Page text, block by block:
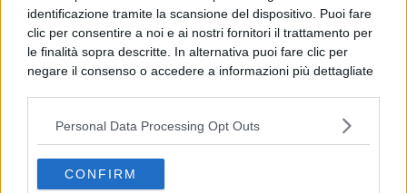
identificazione tramite la scansione del dispositivo. Puoi fare
clic per consentire a noi e ai nostri fornitori il trattamento per
le finalità sopra descritte. In alternativa puoi fare clic per
negare il consenso o accedere a informazioni più dettagliate
possono non richiedere il tuo consenso, ma hai il diritto di
opporti a tale trattamento. Le tue preferenze si
preferenze in qualsiasi momento ritornando su questo sito o
Personal Data Processing Opt Outs
CONFIRM
Benevento, allerta meteo fino alle 21: l’avviso del
Comune